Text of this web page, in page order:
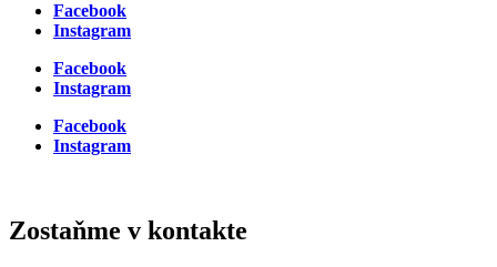
Facebook
Instagram
Facebook
Instagram
Facebook
Instagram
Zostaňme v kontakte